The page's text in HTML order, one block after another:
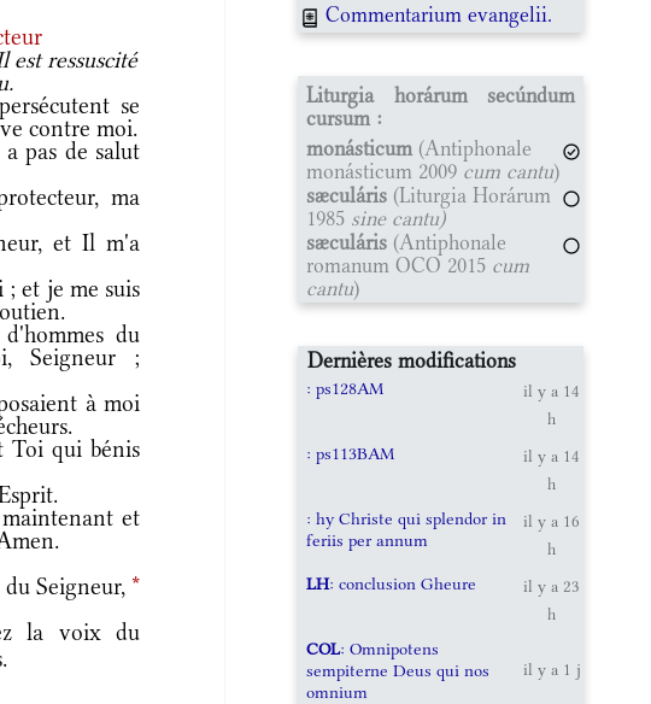
ressuscité
se
contre moi.
pas de salut
ma
et Il m'a
et je me suis
du
Seigneur ;
à moi
Toi qui bénis
et
Seigneur, *
la voix du
Commentarium evangelii.
Liturgia horárum secúndum
cursum :
monásticum (Antiphonale
monásticum 2009 cum cantu)
sæculáris (Liturgia Horárum
1985 sine cantu)
sæculáris (Antiphonale
romanum OCO 2015 cum
cantu)
Dernières modifications
: ps128AM
il y a 14
h
: ps113BAM
il y a 14
h
: hy Christe qui splendor in
feriis per annum
il y a 16
h
LH: conclusion Gheure
il y a 23
h
COL: Omnipotens
sempiterne Deus qui nos
omnium
il y a 1 j